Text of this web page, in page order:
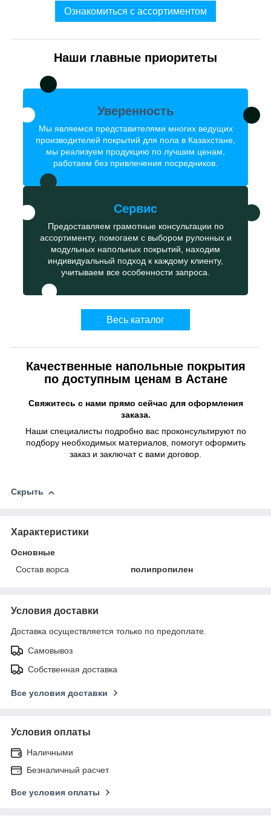
Ознакомиться с ассортиментом
Наши главные приоритеты
Уверенность
Мы являемся представителями многих ведущих
производителей покрытий для пола в Казахстане,
мы реализуем продукцию по лучшим ценам,
работаем без привлечения посредников.
Сервис
Предоставляем грамотные консультации по
ассортименту, помогаем с выбором рулонных и
модульных напольных покрытий, находим
индивидуальный подход к каждому клиенту,
учитываем все особенности запроса.
Весь каталог
Качественные напольные покрытия
по доступным ценам в Астане
Свяжитесь с нами прямо сейчас для оформления
заказа.
Наши специалисты подробно вас проконсультируют по
подбору необходимых материалов, помогут оформить
заказ и заключат с вами договор.
Скрыть
Характеристики
Основные
Состав ворса
полипропилен
Условия доставки
Доставка осуществляется только по предоплате.
Самовывоз
Собственная доставка
Все условия доставки
Условия оплаты
Наличными
Безналичный расчет
Все условия оплаты